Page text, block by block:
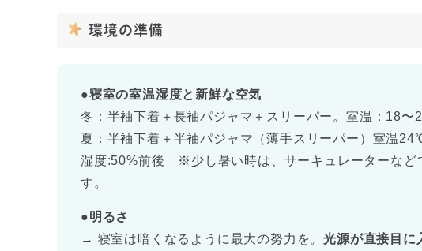
環境の準備
●寝室の室温湿度と新鮮な空気
冬：半袖下着＋長袖パジャマ＋スリーパー。室温：18〜
夏：半袖下着＋半袖パジャマ（薄手スリーパー）室温
湿度:50%前後 ※少し暑い時は、サーキュレーターなど
す。
●明るさ
→ 寝室は暗くなるように最大の努力を。光源が直接目に